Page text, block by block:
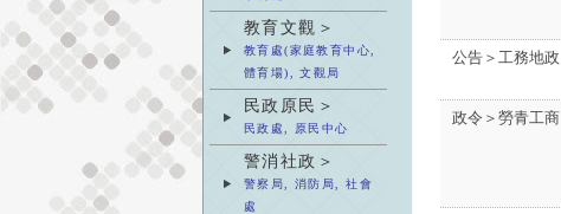
教育文觀＞
教育處(家庭教育中心,
體育場), 文觀局
民政原民＞
民政處, 原民中心
警消社政＞
警察局, 消防局, 社會
處
公告＞工務地政
政令＞勞青工商